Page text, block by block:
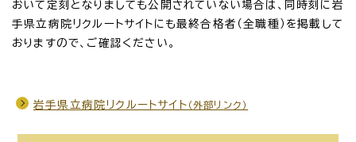
おいて定刻となりましても公開されていない場合は、同時刻に岩
手県立病院リクルートサイトにも最終合格者（全職種）を掲載して
おりますので、ご確認ください。
岩手県立病院リクルートサイト （外部リンク）